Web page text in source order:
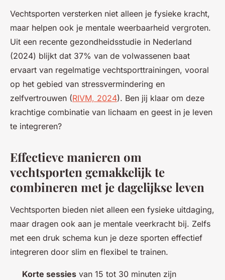
Vechtsporten versterken niet alleen je fysieke kracht,
maar helpen ook je mentale weerbaarheid vergroten.
Uit een recente gezondheidsstudie in Nederland
(2024) blijkt dat 37% van de volwassenen baat
ervaart van regelmatige vechtsporttrainingen, vooral
op het gebied van stressvermindering en
zelfvertrouwen (RIVM, 2024). Ben jij klaar om deze
krachtige combinatie van lichaam en geest in je leven
te integreren?
Effectieve manieren om
vechtsporten gemakkelijk te
combineren met je dagelijkse leven
Vechtsporten bieden niet alleen een fysieke uitdaging,
maar dragen ook aan je mentale veerkracht bij. Zelfs
met een druk schema kun je deze sporten effectief
integreren door slim en flexibel te trainen.
Korte sessies van 15 tot 30 minuten zijn